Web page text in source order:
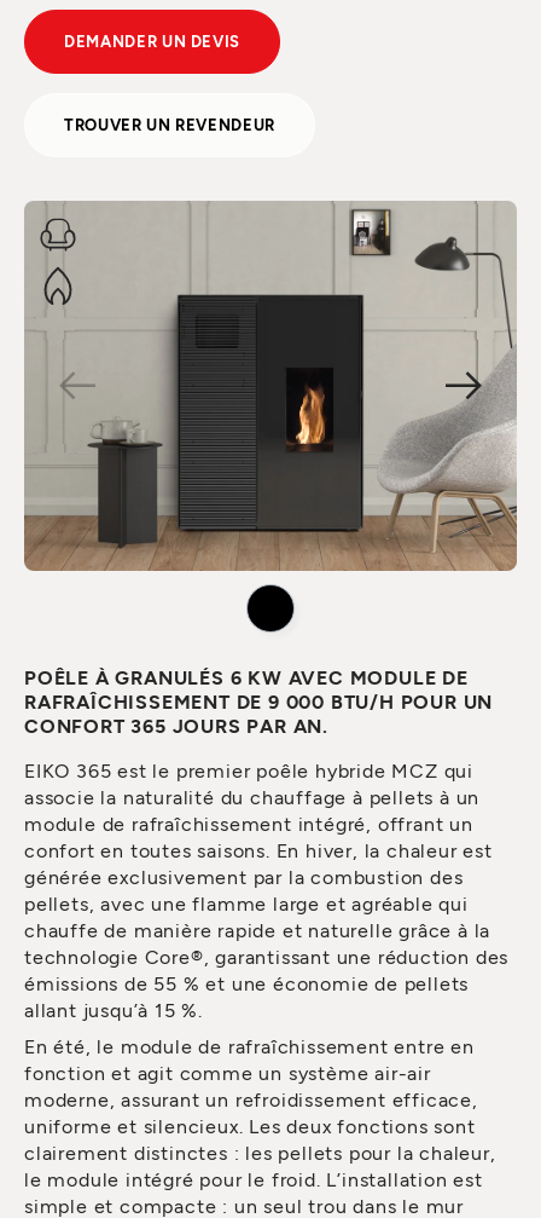
DEMANDER UN DEVIS
TROUVER UN REVENDEUR
POÊLE À GRANULÉS 6 KW AVEC MODULE DE
RAFRAÎCHISSEMENT DE 9 000 BTU/H POUR UN
CONFORT 365 JOURS PAR AN.
EIKO 365 est le premier poêle hybride MCZ qui
associe la naturalité du chauffage à pellets à un
module de rafraîchissement intégré, offrant un
confort en toutes saisons. En hiver, la chaleur est
générée exclusivement par la combustion des
pellets, avec une flamme large et agréable qui
chauffe de manière rapide et naturelle grâce à la
technologie Core®, garantissant une réduction des
émissions de 55 % et une économie de pellets
allant jusqu’à 15 %.
En été, le module de rafraîchissement entre en
fonction et agit comme un système air-air
moderne, assurant un refroidissement efficace,
uniforme et silencieux. Les deux fonctions sont
clairement distinctes : les pellets pour la chaleur,
le module intégré pour le froid. L’installation est
simple et compacte : un seul trou dans le mur